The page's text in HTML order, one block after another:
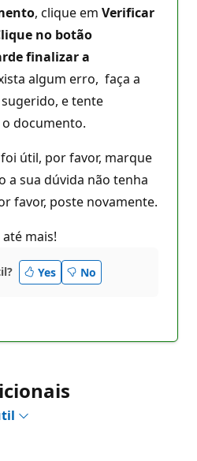
, clique em Verificar
no botão
finalizar a
algum erro, faça a
e tente
documento.
útil, por favor, marque
a sua dúvida não tenha
favor, poste novamente.
mais!
Yes No